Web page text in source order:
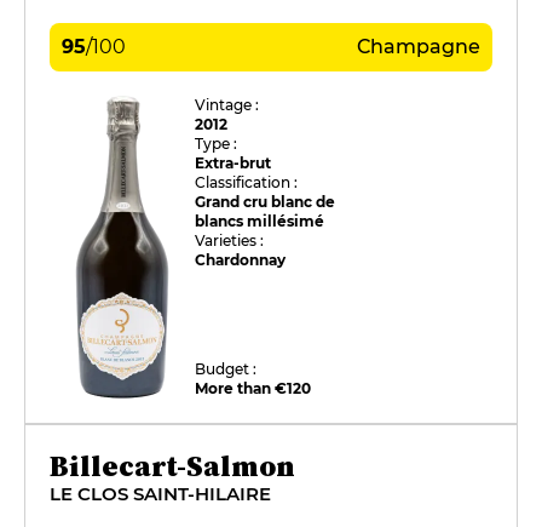
95/100 Champagne
Vintage :
2012
Type :
Extra-brut
Classification :
Grand cru blanc de
blancs millésimé
Varieties :
Chardonnay
Budget :
More than €120
Billecart-Salmon
LE CLOS SAINT-HILAIRE